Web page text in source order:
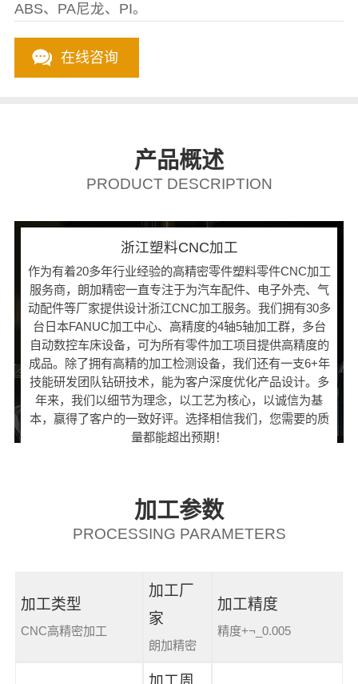
ABS、PA尼龙、PI。
在线咨询
产品概述
PRODUCT DESCRIPTION
浙江塑料CNC加工
作为有着20多年行业经验的高精密零件塑料零件CNC加工
服务商，朗加精密一直专注于为汽车配件、电子外壳、气
动配件等厂家提供设计浙江CNC加工服务。我们拥有30多
台日本FANUC加工中心、高精度的4轴5轴加工群，多台
自动数控车床设备，可为所有零件加工项目提供高精度的
成品。除了拥有高精的加工检测设备，我们还有一支6+年
技能研发团队钻研技术，能为客户深度优化产品设计。多
年来，我们以细节为理念，以工艺为核心，以诚信为基
本，赢得了客户的一致好评。选择相信我们，您需要的质
量都能超出预期！
加工参数
PROCESSING PARAMETERS
加工类型
CNC高精密加工
加工厂
家
朗加精密
加工精度
精度+¬_0.005